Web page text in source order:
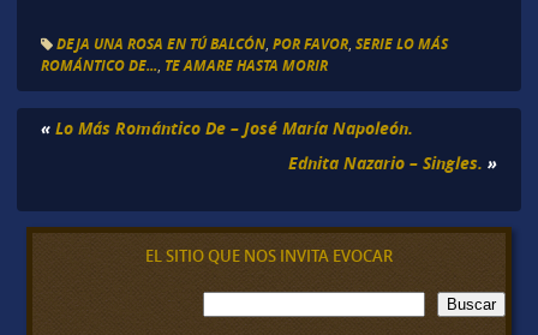
DEJA UNA ROSA EN TÚ BALCÓN, POR FAVOR, SERIE LO MÁS
ROMÁNTICO DE... TE AMARE HASTA MORIR
« Lo Más Romántico De – José María Napoleón.
Ednita Nazario – Singles. »
EL SITIO QUE NOS INVITA EVOCAR
B
u
Buscar